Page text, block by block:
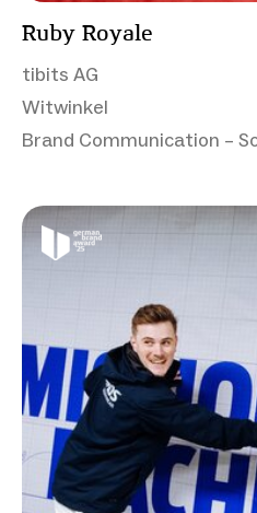
Ruby Royale
tibits AG
Witwinkel
Brand Communication –